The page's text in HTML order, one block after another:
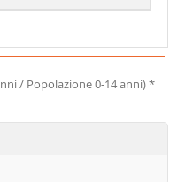
/ Popolazione 0-14 anni) *